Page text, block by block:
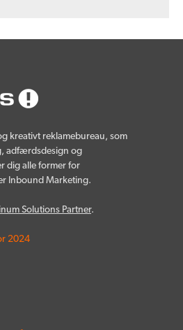
kreativt reklamebureau, som
adfærdsdesign og
dig alle former for
Inbound Marketing.
Solutions Partner.
2024